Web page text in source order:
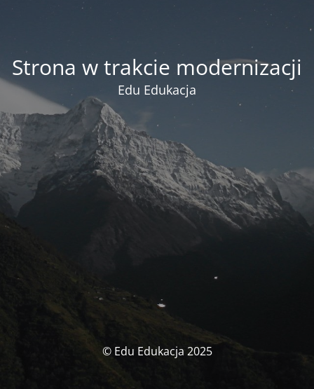
Strona w trakcie modernizacji
Edu Edukacja
© Edu Edukacja 2025